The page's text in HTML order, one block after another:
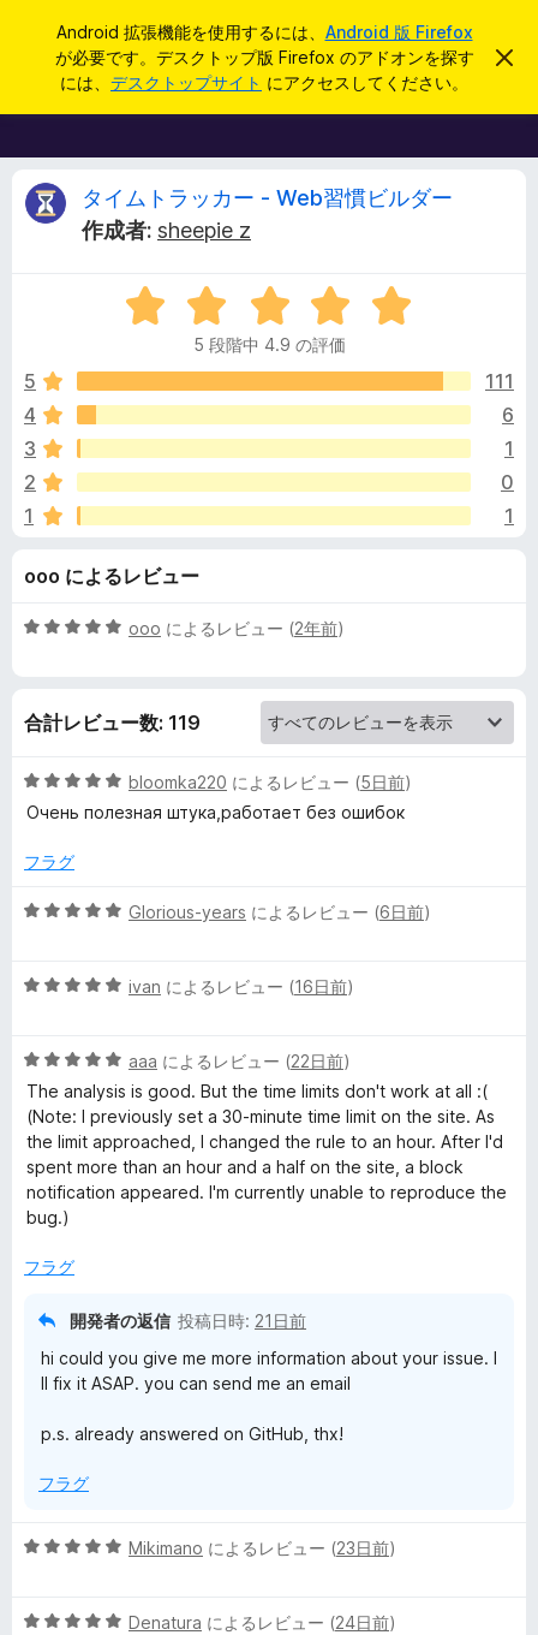
Android 拡張機能を使用するには、 Android 版 Firefox
が必要です。デスクトップ版 Firefox のアドオンを探す
には、 デスクトップサイト にアクセスしてください。
こ
知
せ
F
i
e
ラ
ウ
ザ
ー
ド
オ
ン
ログイン
タ
ム
ト
ラ
ッ
カ
ー
W
e
習
ル
ダ
ー
レ
ビ
ュ
ー
タイムトラッカー - Web習慣ビルダー
作成者: sheepie z
5
段
中
.
の
価
5 段階中 4.9 の評価
5
111
4
6
3
1
2
0
1
1
ooo によるレビュー
5
5
評
価
ooo によるレビュー (2年前)
合計レビュー数: 119
5
段
中
の
bloomka220 によるレビュー (5日前)
Очень полезная штука,работает без ошибок
フラグ
5
中
評
価
Glorious-years によるレビュー (6日前)
5
中
5
の
評
価
ivan によるレビュー (16日前)
5
段
階
中
5
の
評
aaa によるレビュー (22日前)
The analysis is good. But the time limits don't work at all :(
(Note: I previously set a 30-minute time limit on the site. As
the limit approached, I changed the rule to an hour. After I'd
spent more than an hour and a half on the site, a block
notification appeared. I'm currently unable to reproduce the
bug.)
フラグ
開発者の返信 投稿日時: 21日前
hi could you give me more information about your issue. I
ll fix it ASAP. you can send me an email
p.s. already answered on GitHub, thx!
フラグ
5
中
Mikimano によるレビュー (23日前)
5
Denatura によるレビュー (24日前)